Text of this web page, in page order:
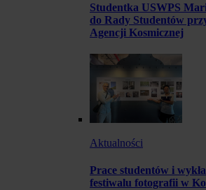
Studentka USWPS
do Rady Studentów
Agencji Kosmicznej
Aktualności
Prace studentów i
festiwalu fotografii w